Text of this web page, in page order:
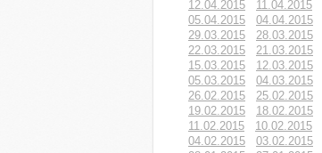
12.04.2015
11.04.2015
05.04.2015
04.04.2015
29.03.2015
28.03.2015
22.03.2015
21.03.2015
15.03.2015
12.03.2015
05.03.2015
04.03.2015
26.02.2015
25.02.2015
19.02.2015
18.02.2015
11.02.2015
10.02.2015
04.02.2015
03.02.2015